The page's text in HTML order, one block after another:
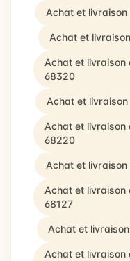
Achat et livraison
Achat et
Achat et livraison
68320
Achat et
Achat et livraison
68220
Achat et livraison
Achat et livraison
68127
Achat et
Achat et livraison